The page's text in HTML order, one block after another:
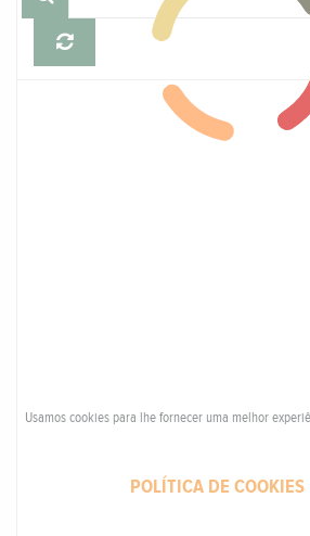
Usamos cookies para lhe fornecer uma melhor
POLÍTICA DE COOKIES